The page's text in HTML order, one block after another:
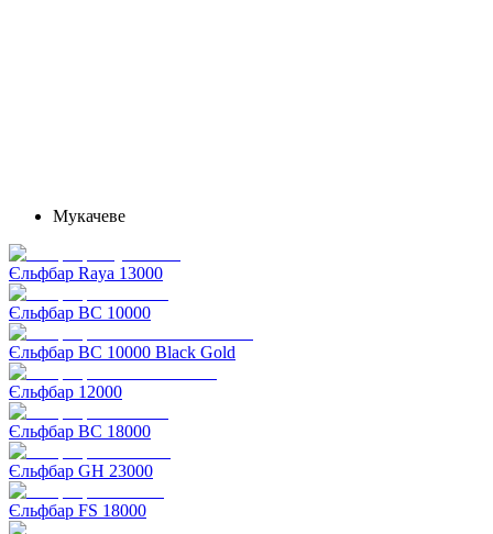
Мукачеве
Єльфбар Raya 13000
Єльфбар BC 10000
Єльфбар BC 10000 Black Gold
Єльфбар 12000
Єльфбар BC 18000
Єльфбар GH 23000
Єльфбар FS 18000